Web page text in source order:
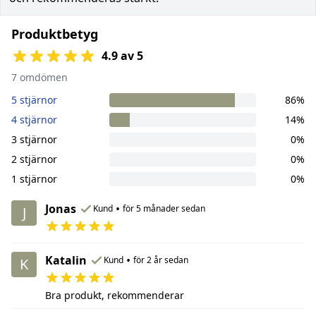
Produktbetyg
4.9 av 5
7 omdömen
5 stjärnor
86%
4 stjärnor
14%
3 stjärnor
0%
2 stjärnor
0%
1 stjärnor
0%
J Jonas Kund • för 5 månader sedan
K Katalin Kund • för 2 år sedan
Bra produkt, rekommenderar